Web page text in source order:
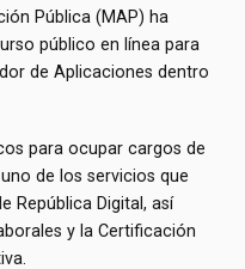
Pública (MAP) ha
público en línea para
de Aplicaciones dentro
para ocupar cargos de
de los servicios que
República Digital, así
y la Certificación